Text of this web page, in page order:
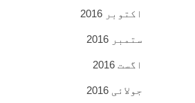
اکتوبر 2016
ستمبر 2016
اگست 2016
جولائی 2016